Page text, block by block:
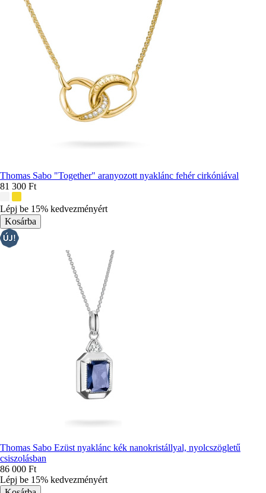
Thomas Sabo "Together" aranyozott nyaklánc fehér cirkóniával
81 300 Ft
színek:
Lépj be 15% kedvezményért
Thomas Sabo Ezüst nyaklánc kék nanokristállyal, nyolcszögletű
csiszolásban
86 000 Ft
Lépj be 15% kedvezményért